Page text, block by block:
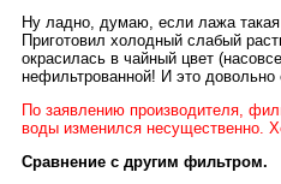
Ну ладно, думаю, если лажа
Приготовил холодный слабый
окрасилась в чайный цвет
нефильтрованной! И это довольно
По заявлению производителя,
воды изменился несущественно.
Сравнение с другим фильтром.